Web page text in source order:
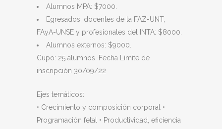
Alumnos MPA: $7000.
Egresados, docentes de la FAZ-UNT,
FAyA-UNSE y profesionales del INTA: $8000.
Alumnos externos: $9000.
Cupo: 25 alumnos. Fecha Limite de
inscripción 30/09/22
Ejes temáticos:
• Crecimiento y composición corporal •
Programación fetal • Productividad, eficiencia